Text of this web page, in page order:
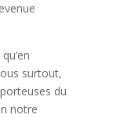
surtout,
du
notre